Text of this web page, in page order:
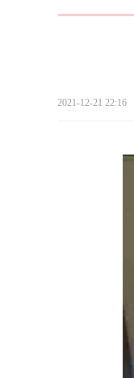
2021-12-21 22:16